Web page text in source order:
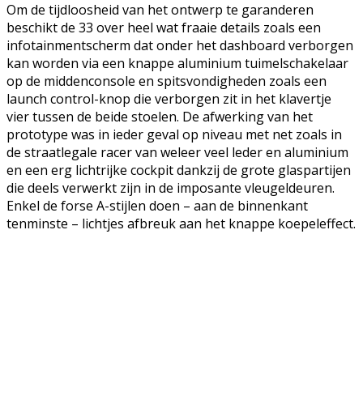
Om de tijdloosheid van het ontwerp te garanderen
beschikt de 33 over heel wat fraaie details zoals een
infotainmentscherm dat onder het dashboard verborgen
kan worden via een knappe aluminium tuimelschakelaar
op de middenconsole en spitsvondigheden zoals een
launch control-knop die verborgen zit in het klavertje
vier tussen de beide stoelen. De afwerking van het
prototype was in ieder geval op niveau met net zoals in
de straatlegale racer van weleer veel leder en aluminium
en een erg lichtrijke cockpit dankzij de grote glaspartijen
die deels verwerkt zijn in de imposante vleugeldeuren.
Enkel de forse A-stijlen doen – aan de binnenkant
tenminste – lichtjes afbreuk aan het knappe koepeleffect.